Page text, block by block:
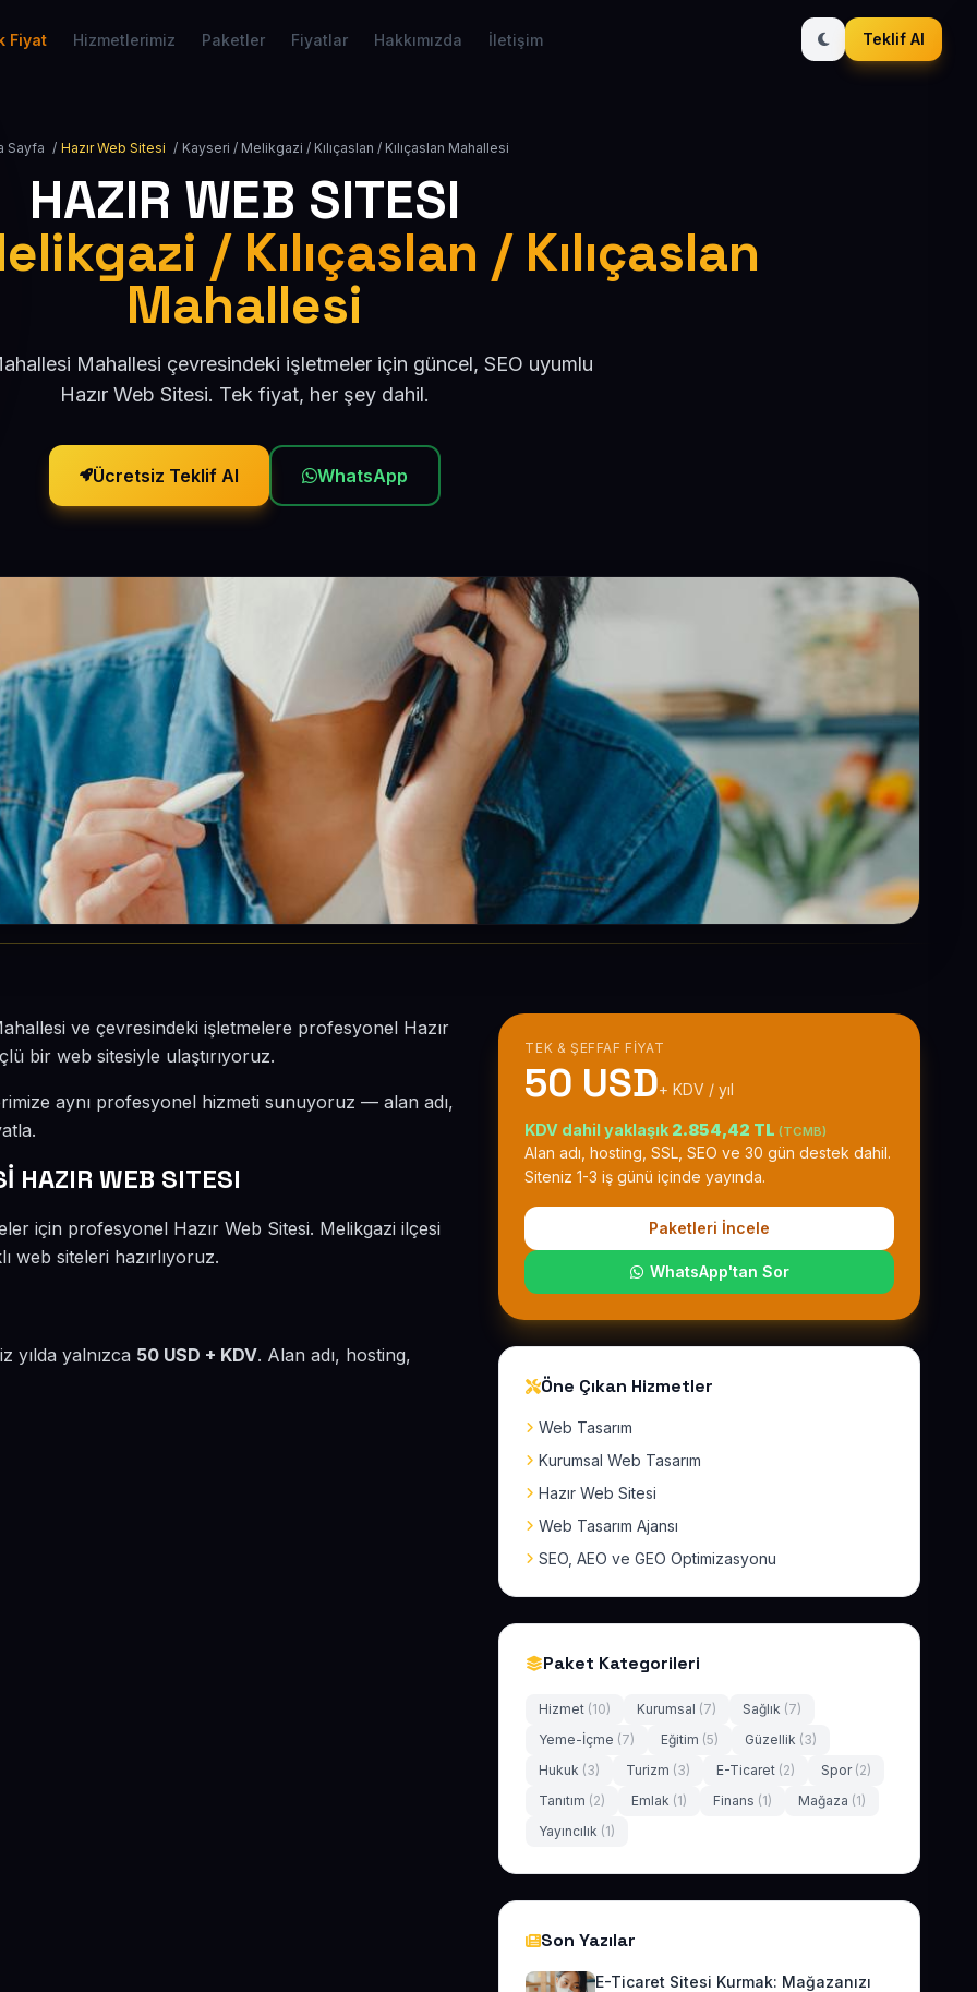
Fiyat Hizmetlerimiz Paketler Fiyatlar Hakkımızda İletişim Teklif Al
Sayfa / Hazır Web Sitesi / Kayseri / Melikgazi / Kılıçaslan / Kılıçaslan Mahallesi
HAZIR WEB SITESI
/ Kılıçaslan / Kılıçaslan
Mahallesi
Mahallesi çevresindeki işletmeler için güncel, SEO uyumlu
Hazır Web Sitesi. Tek fiyat, her şey dahil.
Ücretsiz Teklif Al WhatsApp
ve çevresindeki işletmelere profesyonel Hazır
bir web sitesiyle ulaştırıyoruz.
aynı profesyonel hizmeti sunuyoruz — alan adı,
HAZIR WEB SITESI
için profesyonel Hazır Web Sitesi. Melikgazi ilçesi
web siteleri hazırlıyoruz.
yılda yalnızca 50 USD + KDV. Alan adı, hosting,
TEK & ŞEFFAF FIYAT
50 USD+ KDV / yıl
KDV dahil yaklaşık 2.854,42 TL (TCMB)
Alan adı, hosting, SSL, SEO ve 30 gün destek dahil.
Siteniz 1-3 iş günü içinde yayında.
Paketleri İncele
WhatsApp'tan Sor
Öne Çıkan Hizmetler
Web Tasarım
Kurumsal Web Tasarım
Hazır Web Sitesi
Web Tasarım Ajansı
SEO, AEO ve GEO Optimizasyonu
Paket Kategorileri
Hizmet (10) Kurumsal (7) Sağlık (7)
Yeme-İçme (7) Eğitim (5) Güzellik (3)
Hukuk (3) Turizm (3) E-Ticaret (2) Spor (2)
Tanıtım (2) Emlak (1) Finans (1) Mağaza (1)
Yayıncılık (1)
Son Yazılar
E-Ticaret Sitesi Kurmak: Mağazanızı